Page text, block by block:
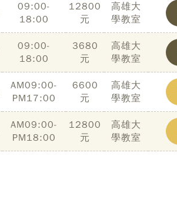
09:00-
18:00
12800
元
高雄大
學教室
09:00-
18:00
3680
元
高雄大
學教室
AM09:00-
PM17:00
6600
元
高雄大
學教室
AM09:00-
PM18:00
12800
元
高雄大
學教室